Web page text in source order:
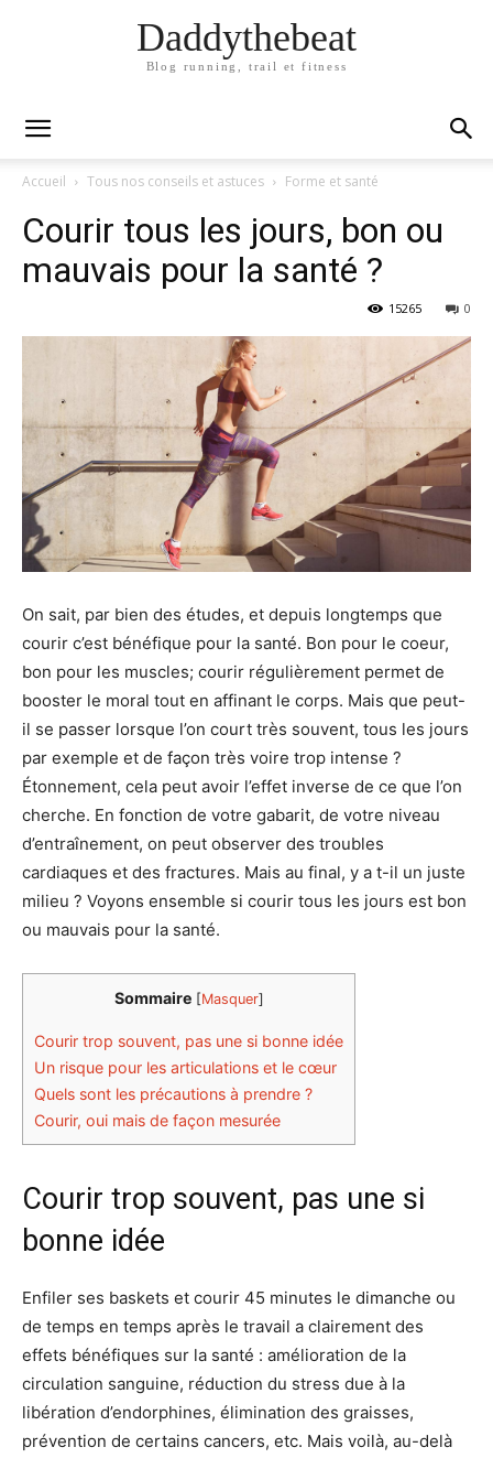
Daddythebeat
Blog running, trail et fitness
Accueil Tous nos conseils et astuces Forme et santé
Courir tous les jours, bon ou
mauvais pour la santé ?
0
15265
On sait, par bien des études, et depuis longtemps que
courir c’est bénéfique pour la santé. Bon pour le coeur,
bon pour les muscles; courir régulièrement permet de
booster le moral tout en affinant le corps. Mais que peut-
il se passer lorsque l’on court très souvent, tous les jours
par exemple et de façon très voire trop intense ?
Étonnement, cela peut avoir l’effet inverse de ce que l’on
cherche. En fonction de votre gabarit, de votre niveau
d’entraînement, on peut observer des troubles
cardiaques et des fractures. Mais au final, y a t-il un juste
milieu ? Voyons ensemble si courir tous les jours est bon
ou mauvais pour la santé.
Sommaire [Masquer]
Courir trop souvent, pas une si bonne idée
Un risque pour les articulations et le cœur
Quels sont les précautions à prendre ?
Courir, oui mais de façon mesurée
Courir trop souvent, pas une si
bonne idée
Enfiler ses baskets et courir 45 minutes le dimanche ou
de temps en temps après le travail a clairement des
effets bénéfiques sur la santé : amélioration de la
circulation sanguine, réduction du stress due à la
libération d’endorphines, élimination des graisses,
prévention de certains cancers, etc. Mais voilà, au-delà